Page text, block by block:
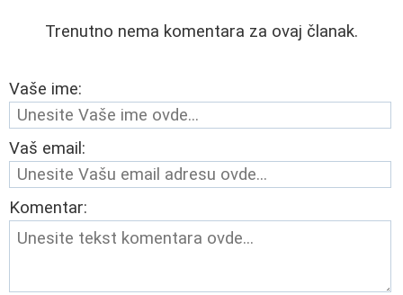
Trenutno nema komentara za ovaj članak.
Vaše ime:
Vaš email:
Komentar: